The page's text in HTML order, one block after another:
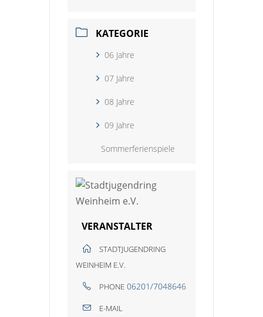
KATEGORIE
06 Jahre
07 Jahre
08 Jahre
09 Jahre
Sommerferienspiele
VERANSTALTER
STADTJUGENDRING
WEINHEIM E.V.
PHONE 06201/7048646
E-MAIL